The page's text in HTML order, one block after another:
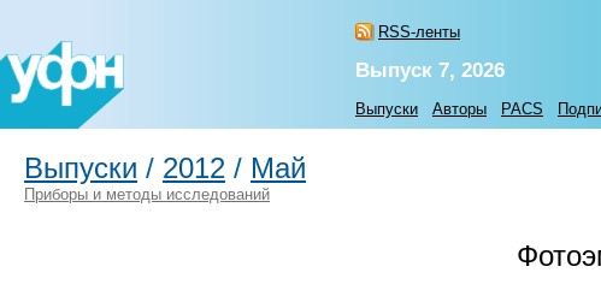
RSS-ленты
Выпуск 7, 2026
Выпуски Авторы PACS
Выпуски / 2012 / Май
Приборы и методы исследований